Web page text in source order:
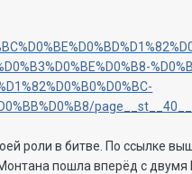
роли в битве. По ссылке
пошла вперёд с